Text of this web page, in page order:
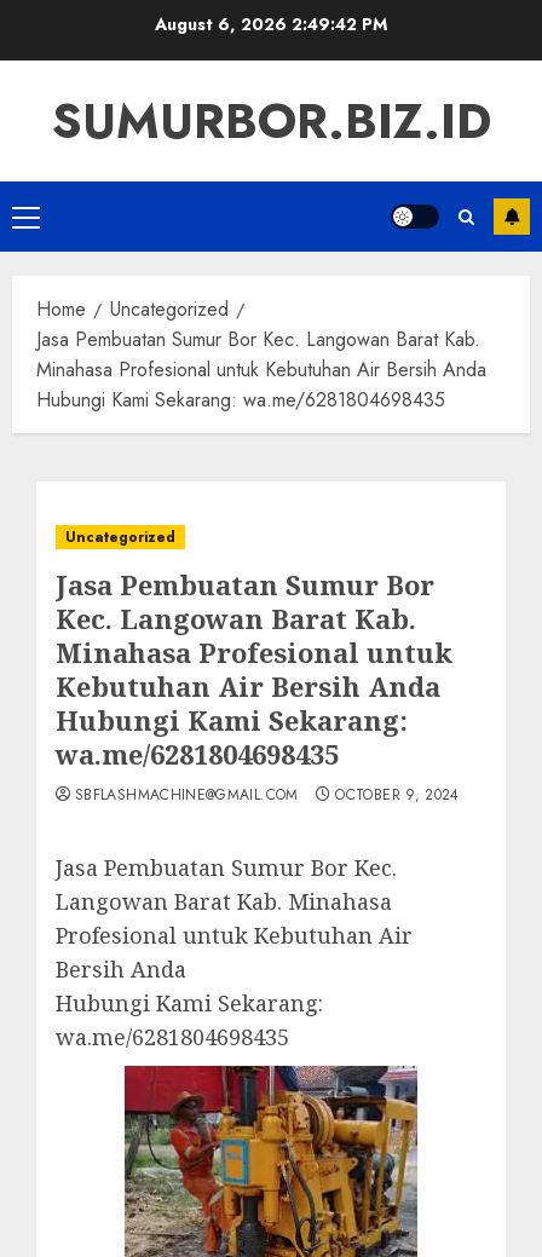
August 6, 2026 2:49:43 PM
SUMURBOR.BIZ.ID
Primary
Menu
Home
Uncategorized
Jasa Pembuatan Sumur Bor Kec. Langowan Barat Kab.
Minahasa Profesional untuk Kebutuhan Air Bersih Anda
Hubungi Kami Sekarang: wa.me/6281804698435
Uncategorized
Jasa Pembuatan Sumur Bor
Kec. Langowan Barat Kab.
Minahasa Profesional untuk
Kebutuhan Air Bersih Anda
Hubungi Kami Sekarang:
wa.me/6281804698435
SBFLASHMACHINE@GMAIL.COM OCTOBER 9, 2024
Jasa Pembuatan Sumur Bor Kec.
Langowan Barat Kab. Minahasa
Profesional untuk Kebutuhan Air
Bersih Anda
Hubungi Kami Sekarang:
wa.me/6281804698435